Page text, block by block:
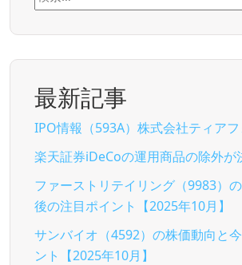
索:
最新記事
IPO情報（593A）株式会社ティア
楽天証券iDeCoの運用商品の除外が
ファーストリテイリング（9983）
後の注目ポイント【2025年10月】
サンバイオ（4592）の株価動向と
ント【2025年10月】